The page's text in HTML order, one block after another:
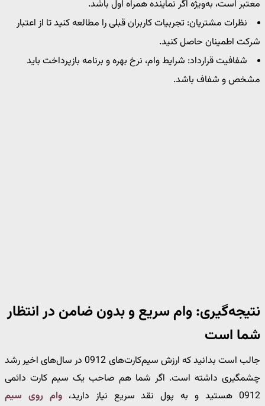
معتبر است، به‌ویژه اگر نماینده همراه اول باشد.
نظرات مشتریان: تجربیات کاربران قبلی را مطالعه کنید تا از اعتبار
شرکت اطمینان حاصل کنید.
شفافیت قرارداد: شرایط وام، نرخ بهره و برنامه بازپرداخت باید
مشخص و شفاف باشد.
نتیجه‌گیری: وام سریع و بدون ضامن در انتظار
شما است
جالب است بدانید که ارزش سیم‌کارت‌های 0912 در سال‌های اخیر رشد
چشمگیری داشته است. اگر شما هم صاحب یک سیم ‌کارت دائمی
0912 هستید و به پول نقد سریع نیاز دارید،
وام روی سیم‌